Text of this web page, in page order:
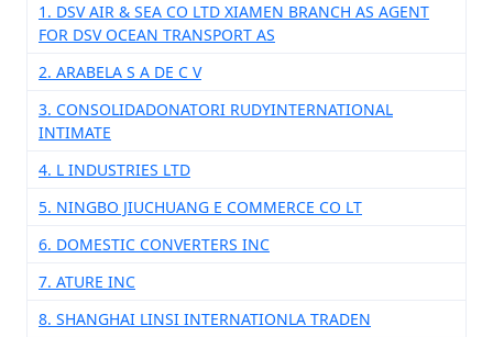
1. DSV AIR & SEA CO LTD XIAMEN BRANCH AS AGENT
FOR DSV OCEAN TRANSPORT AS
2. ARABELA S A DE C V
3. CONSOLIDADONATORI RUDYINTERNATIONAL
INTIMATE
4. L INDUSTRIES LTD
5. NINGBO JIUCHUANG E COMMERCE CO LT
6. DOMESTIC CONVERTERS INC
7. ATURE INC
8. SHANGHAI LINSI INTERNATIONLA TRADEN